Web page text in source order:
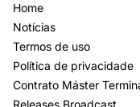
Home
Notícias
Termos de uso
Política de privacidade
Contrato Máster
Releases Broadcast